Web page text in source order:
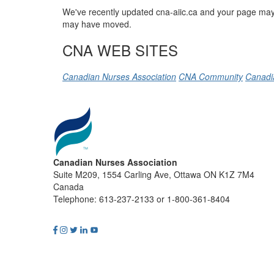
We've recently updated cna-aiic.ca and your page
may have moved.
CNA WEB SITES
Canadian Nurses Association CNA Community
Canadian Nurses Association
Suite M209, 1554 Carling Ave, Ottawa ON K1Z 7M4
Canada
Telephone: 613-237-2133 or 1-800-361-8404